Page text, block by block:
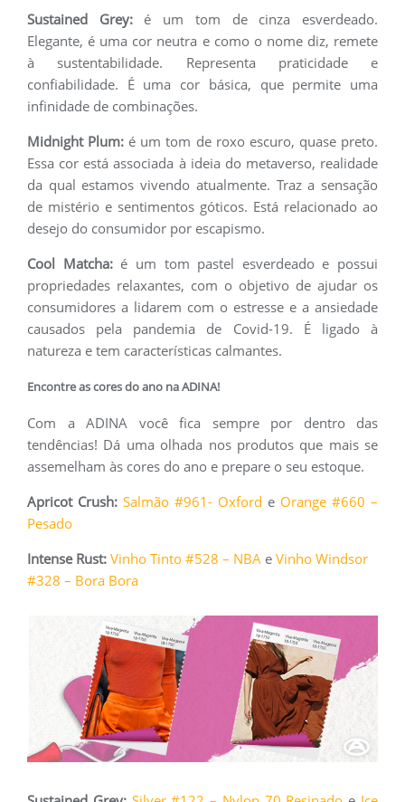
Sustained Grey:é um tom de cinza esverdeado.
Elegante, é uma cor neutra e como o nome diz, remete
à sustentabilidade. Representa praticidade e
confiabilidade. É uma cor básica, que permite uma
infinidade de combinações.
Midnight Plum: é um tom de roxo escuro, quase preto.
Essa cor está associada à ideia do metaverso, realidade
da qual estamos vivendo atualmente. Traz a sensação
de mistério e sentimentos góticos. Está relacionado ao
desejo do consumidor por escapismo.
Cool Matcha:é um tom pastel esverdeado e possui
propriedades relaxantes, com o objetivo de ajudar os
consumidores a lidarem com o estresse e a ansiedade
causados pela pandemia de Covid-19. É ligado à
natureza e tem características calmantes.
Encontre as cores do ano na ADINA!
Com a ADINA você fica sempre por dentro das
tendências! Dá uma olhada nos produtos que mais se
assemelham às cores do ano e prepare o seu estoque.
Apricot Crush: Salmão #961- Oxford e Orange #660 –
Pesado
Intense Rust: Vinho Tinto #528 – NBA e Vinho Windsor
#328 – Bora Bora